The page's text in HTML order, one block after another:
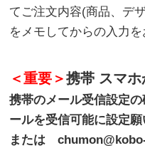
てご注文内容(商品、デ
をメモしてからの入力
＜重要＞携帯 スマ
携帯のメール受信設定
ールを受信可能に設定願
または